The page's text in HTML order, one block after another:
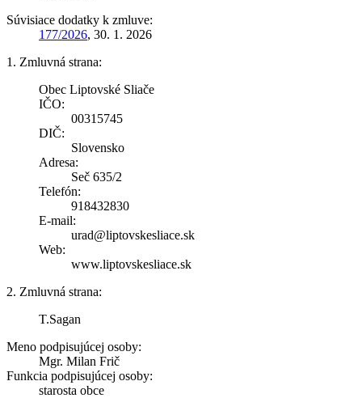
Súvisiace dodatky k zmluve:
177/2026, 30. 1. 2026
1. Zmluvná strana:
Obec Liptovské Sliače
IČO:
00315745
DIČ:
Slovensko
Adresa:
Seč 635/2
Telefón:
918432830
E-mail:
urad@liptovskesliace.sk
Web:
www.liptovskesliace.sk
2. Zmluvná strana:
T.Sagan
Meno podpisujúcej osoby:
Mgr. Milan Frič
Funkcia podpisujúcej osoby:
starosta obce